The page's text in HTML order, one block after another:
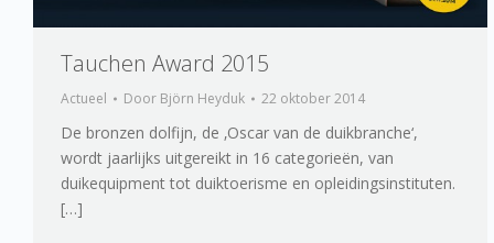
Tauchen Award 2015
Actueel Door Björn Heyduk 22 oktober 2014
De bronzen dolfijn, de ‚Oscar van de duikbranche‘,
wordt jaarlijks uitgereikt in 16 categorieën, van
duikequipment tot duiktoerisme en opleidingsinstituten.
[…]